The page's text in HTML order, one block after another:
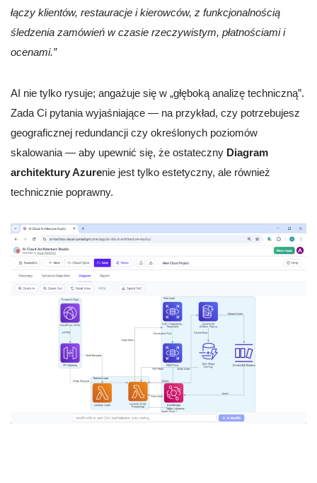
łączy klientów, restauracje i kierowców, z funkcjonalnością
śledzenia zamówień w czasie rzeczywistym, płatnościami i
ocenami.”
AI nie tylko rysuje; angażuje się w „głęboką analizę techniczną”.
Zada Ci pytania wyjaśniające — na przykład, czy potrzebujesz
geograficznej redundancji czy określonych poziomów
skalowania — aby upewnić się, że ostateczny Diagram
architektury Azurenie jest tylko estetyczny, ale również
technicznie poprawny.